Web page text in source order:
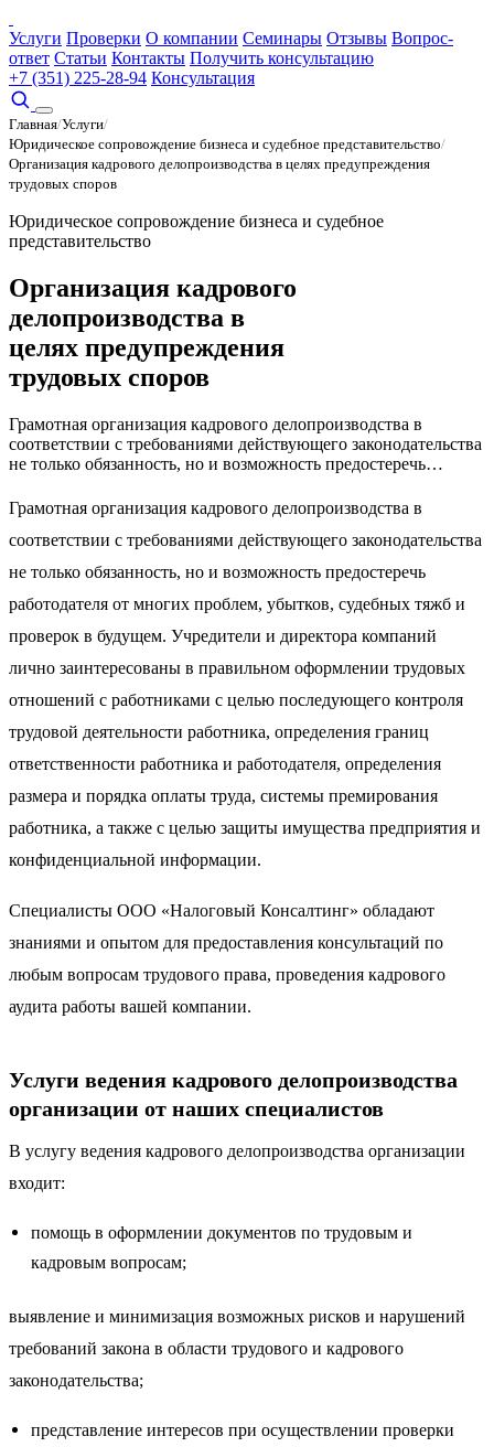
Услуги Проверки О компании Семинары Отзывы Вопрос-
ответ Статьи Контакты Получить консультацию
+7 (351) 225-28-94 Консультация
Главная/Услуги/
Юридическое сопровождение бизнеса и судебное представительство/
Организация кадрового делопроизводства в целях предупреждения
трудовых споров
Юридическое сопровождение бизнеса и судебное
представительство
Организация кадрового
делопроизводства в
целях предупреждения
трудовых споров
Грамотная организация кадрового делопроизводства в
соответствии с требованиями действующего законодательства
не только обязанность, но и возможность предостеречь…
Грамотная организация кадрового делопроизводства в
соответствии с требованиями действующего законодательства
не только обязанность, но и возможность предостеречь
работодателя от многих проблем, убытков, судебных тяжб и
проверок в будущем. Учредители и директора компаний
лично заинтересованы в правильном оформлении трудовых
отношений с работниками с целью последующего контроля
трудовой деятельности работника, определения границ
ответственности работника и работодателя, определения
размера и порядка оплаты труда, системы премирования
работника, а также с целью защиты имущества предприятия и
конфиденциальной информации.
Специалисты ООО «Налоговый Консалтинг» обладают
знаниями и опытом для предоставления консультаций по
любым вопросам трудового права, проведения кадрового
аудита работы вашей компании.
Услуги ведения кадрового делопроизводства
организации от наших специалистов
В услугу ведения кадрового делопроизводства организации
входит:
помощь в оформлении документов по трудовым и
кадровым вопросам;
выявление и минимизация возможных рисков и нарушений
требований закона в области трудового и кадрового
законодательства;
представление интересов при осуществлении проверки